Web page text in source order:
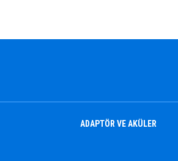
ADAPTÖR VE AKÜLER